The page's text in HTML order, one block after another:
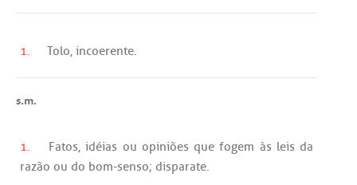
1. Tolo, incoerente.
s.m.
1. Fatos,idéias ou opiniões que fogem às leis da
razão ou do bom-senso; disparate.